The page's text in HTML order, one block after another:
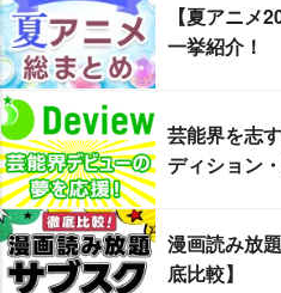
【夏アニメ
一挙紹介！
芸能界を志
ディション
漫画読み放
底比較】